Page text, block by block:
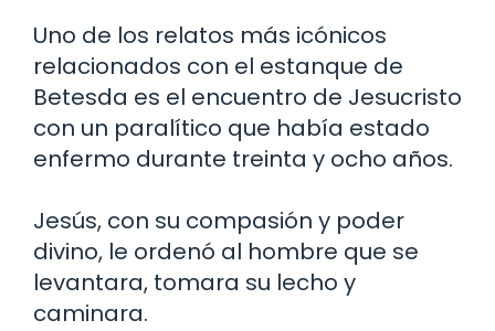
Uno de los relatos más icónicos
relacionados con el estanque de
Betesda es el encuentro de Jesucristo
con un paralítico que había estado
enfermo durante treinta y ocho años.
Jesús, con su compasión y poder
divino, le ordenó al hombre que se
levantara, tomara su lecho y
caminara.